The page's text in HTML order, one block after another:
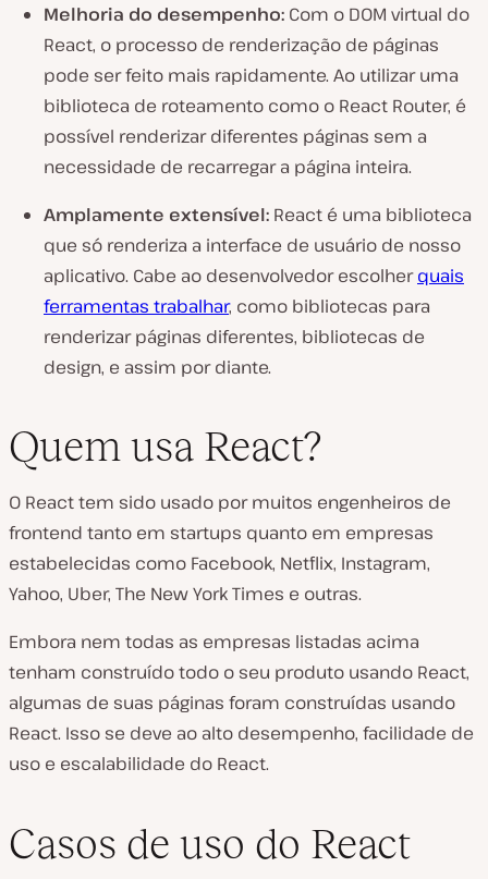
Melhoria do desempenho: Com o DOM virtual do
React, o processo de renderização de páginas
pode ser feito mais rapidamente. Ao utilizar uma
biblioteca de roteamento como o React Router, é
possível renderizar diferentes páginas sem a
necessidade de recarregar a página inteira.
Amplamente extensível: React é uma biblioteca
que só renderiza a interface de usuário de nosso
aplicativo. Cabe ao desenvolvedor escolherquais
ferramentas trabalhar, como bibliotecas para
renderizar páginas diferentes, bibliotecas de
design, e assim por diante.
Quem usa React?
O React tem sido usado por muitos engenheiros de
frontend tanto em startups quanto em empresas
estabelecidas como Facebook, Netflix, Instagram,
Yahoo, Uber, The New York Times e outras.
Embora nem todas as empresas listadas acima
tenham construído todo o seu produto usando React,
algumas de suas páginas foram construídas usando
React. Isso se deve ao alto desempenho, facilidade de
uso e escalabilidade do React.
Casos de uso do React